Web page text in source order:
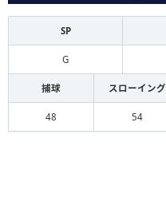
SP
G
捕球 スローイング
48 54